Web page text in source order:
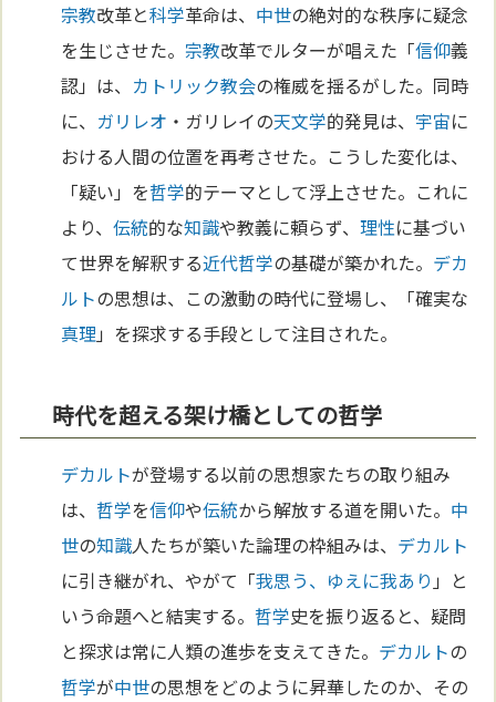
宗教改革と科学革命は、 中世の絶対的な秩序に疑念
を生じさせた。 宗教改革でルターが唱えた「信仰義
認」は、 カトリック教会の権威を揺るがした。同時
に、 ガリレオ ・ガリレイの天文学的発見は、 宇宙に
おける人間の位置を再考させた。こうした変化は、
「疑い」を哲学的テーマとして浮上させた。これに
より、伝統的な知識や教義に頼らず、理性に基づい
て世界を解釈する近代哲学の基礎が築かれた。 デカ
ルトの思想は、この激動の時代に登場し、「確実な
真理」を探求する手段として注目された。
時代を超える架け橋としての哲学
デカルトが登場する以前の思想家たちの取り組み
は、 哲学を信仰や伝統から解放する道を開いた。 中
世の知識人たちが築いた論理の枠組みは、 デカルト
に引き継がれ、やがて「我思う、ゆえに我あり 」と
いう命題へと結実する。 哲学史を振り返ると、疑問
と探求は常に人類の進歩を支えてきた。 デカルトの
哲学が中世の思想をどのように昇華したのか、その